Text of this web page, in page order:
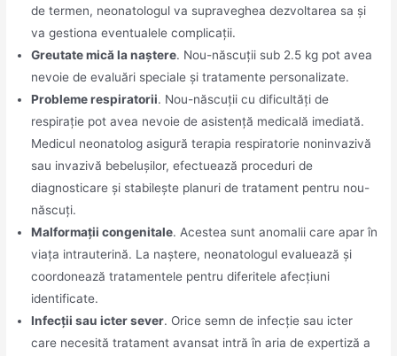
de termen, neonatologul va supraveghea dezvoltarea sa și
va gestiona eventualele complicații.
Greutate mică la naștere. Nou-născuții sub 2.5 kg pot avea
nevoie de evaluări speciale și tratamente personalizate.
Probleme respiratorii. Nou-născuții cu dificultăți de
respirație pot avea nevoie de asistență medicală imediată.
Medicul neonatolog asigură terapia respiratorie noninvazivă
sau invazivă bebelușilor, efectuează proceduri de
diagnosticare și stabilește planuri de tratament pentru nou-
născuți.
Malformații congenitale. Acestea sunt anomalii care apar în
viața intrauterină. La naștere, neonatologul evaluează și
coordonează tratamentele pentru diferitele afecțiuni
identificate.
Infecții sau icter sever. Orice semn de infecție sau icter
care necesită tratament avansat intră în aria de expertiză a